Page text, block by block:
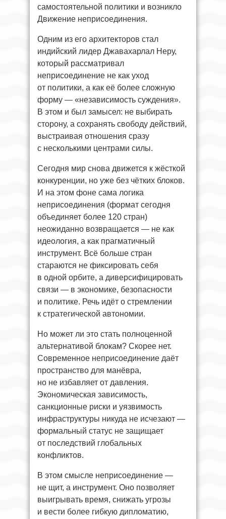
самостоятельной политики и возникло
Движение неприсоединения.
Одним из его архитекторов стал
индийский лидер Джавахарлал Неру,
который рассматривал
неприсоединение не как уход
от политики, а как её более сложную
форму — «независимость суждения».
В этом и был замысел: не выбирать
сторону, а сохранять свободу действий,
выстраивая отношения сразу
с несколькими центрами силы.
Сегодня мир снова движется к жёсткой
конкуренции, но уже без чётких блоков.
И на этом фоне сама логика
неприсоединения (формат сегодня
объединяет более 120 стран)
неожиданно возвращается — не как
идеология, а как прагматичный
инструмент. Всё больше стран
стараются не фиксировать себя
в одной орбите, а диверсифицировать
связи — в экономике, безопасности
и политике. Речь идёт о стремлении
к стратегической автономии.
Но может ли это стать полноценной
альтернативой блокам? Скорее нет.
Современное неприсоединение даёт
пространство для манёвра,
но не избавляет от давления.
Экономическая зависимость,
санкционные риски и уязвимость
инфраструктуры никуда не исчезают —
формальный статус не защищает
от последствий глобальных
конфликтов.
В этом смысле неприсоединение —
не щит, а инструмент. Оно позволяет
выигрывать время, снижать угрозы
и вести более гибкую дипломатию,